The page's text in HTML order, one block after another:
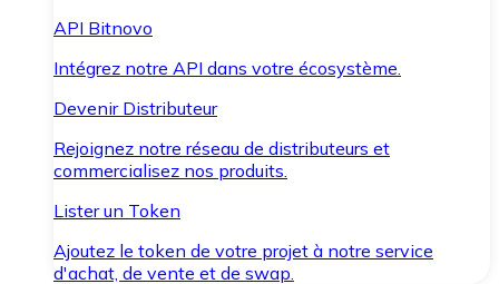
API Bitnovo
Intégrez notre API dans votre écosystème.
Devenir Distributeur
Rejoignez notre réseau de distributeurs et
commercialisez nos produits.
Lister un Token
Ajoutez le token de votre projet à notre service
d'achat, de vente et de swap.